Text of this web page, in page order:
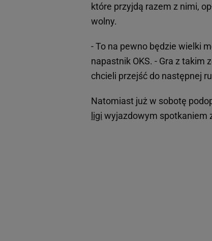
które przyjdą razem z nimi,
wolny.
- To na pewno będzie wielki
napastnik OKS. - Gra z takim
chcieli przejść do następnej
Natomiast już w sobotę
ligi wyjazdowym spotkaniem